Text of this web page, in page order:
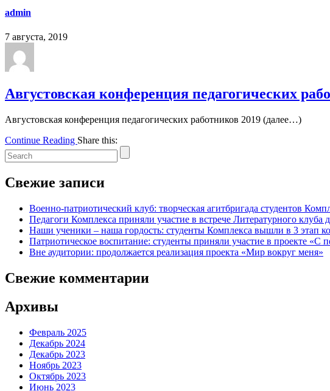
admin
7 августа, 2019
Августовская конференция педагогических
Августовская конференция педагогических работников 2019 (далее…)
Continue Reading Share this:
Свежие записи
Военно-патриотический клуб: творческая агитбригада студентов
Педагоги Комплекса приняли участие в встрече Литературного клуба
Наши ученики – наша гордость: студенты Комплекса вышли в 3 этап
Патриотическое воспитание: студенты приняли участие в проекте «С
Вне аудитории: продолжается реализация проекта «Мир вокруг меня»
Свежие комментарии
Архивы
Февраль 2025
Декабрь 2024
Декабрь 2023
Ноябрь 2023
Октябрь 2023
Июнь 2023